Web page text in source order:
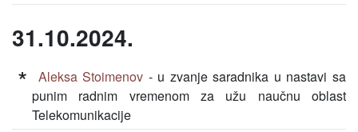
31.10.2024.
Aleksa Stoimenov - u zvanje saradnika u nastavi sa
punim radnim vremenom za užu naučnu oblast
Telekomunikacije